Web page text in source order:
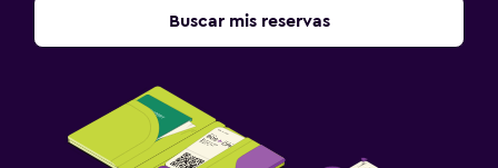
Buscar mis reservas